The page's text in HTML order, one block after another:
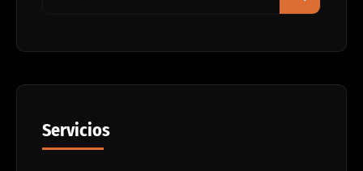
Servicios